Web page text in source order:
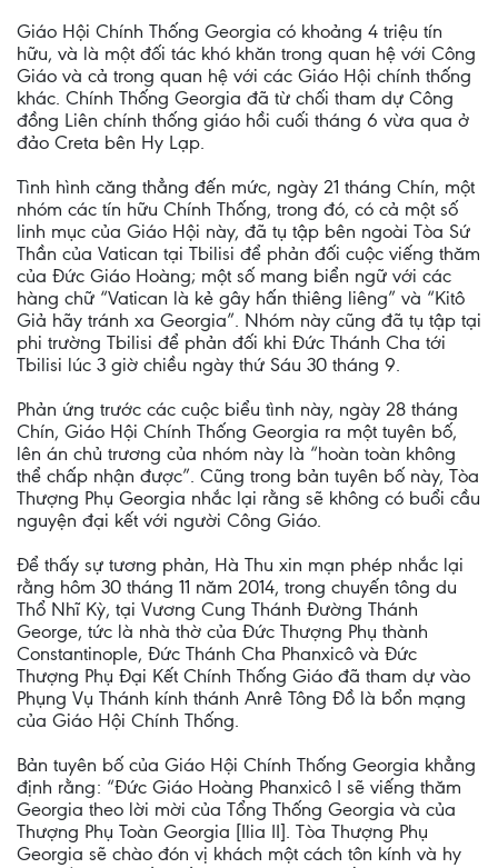
Giáo Hội Chính Thống Georgia có khoảng 4 triệu tín
hữu, và là một đối tác khó khăn trong quan hệ với Công
Giáo và cả trong quan hệ với các Giáo Hội chính thống
khác. Chính Thống Georgia đã từ chối tham dự Công
đồng Liên chính thống giáo hồi cuối tháng 6 vừa qua ở
đảo Creta bên Hy Lạp.
Tình hình căng thẳng đến mức, ngày 21 tháng Chín, một
nhóm các tín hữu Chính Thống, trong đó, có cả một số
linh mục của Giáo Hội này, đã tụ tập bên ngoài Tòa Sứ
Thần của Vatican tại Tbilisi để phản đối cuộc viếng thăm
của Đức Giáo Hoàng; một số mang biển ngữ với các
hàng chữ “Vatican là kẻ gây hấn thiêng liêng” và “Kitô
Giả hãy tránh xa Georgia”. Nhóm này cũng đã tụ tập tại
phi trường Tbilisi để phản đối khi Đức Thánh Cha tới
Tbilisi lúc 3 giờ chiều ngày thứ Sáu 30 tháng 9.
Phản ứng trước các cuộc biểu tình này, ngày 28 tháng
Chín, Giáo Hội Chính Thống Georgia ra một tuyên bố,
lên án chủ trương của nhóm này là “hoàn toàn không
thể chấp nhận được”. Cũng trong bản tuyên bố này, Tòa
Thượng Phụ Georgia nhắc lại rằng sẽ không có buổi cầu
nguyện đại kết với người Công Giáo.
Để thấy sự tương phản, Hà Thu xin mạn phép nhắc lại
rằng hôm 30 tháng 11 năm 2014, trong chuyến tông du
Thổ Nhĩ Kỳ, tại Vương Cung Thánh Đường Thánh
George, tức là nhà thờ của Đức Thượng Phụ thành
Constantinople, Đức Thánh Cha Phanxicô và Đức
Thượng Phụ Đại Kết Chính Thống Giáo đã tham dự vào
Phụng Vụ Thánh kính thánh Anrê Tông Đồ là bổn mạng
của Giáo Hội Chính Thống.
Bản tuyên bố của Giáo Hội Chính Thống Georgia khẳng
định rằng: “Đức Giáo Hoàng Phanxicô I sẽ viếng thăm
Georgia theo lời mời của Tổng Thống Georgia và của
Thượng Phụ Toàn Georgia [Ilia II]. Tòa Thượng Phụ
Georgia sẽ chào đón vị khách một cách tôn kính và hy